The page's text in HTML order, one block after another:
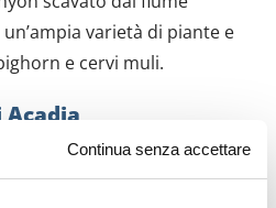
Continua senza accettare
varietà di piante e
e cervi muli.
Acadia